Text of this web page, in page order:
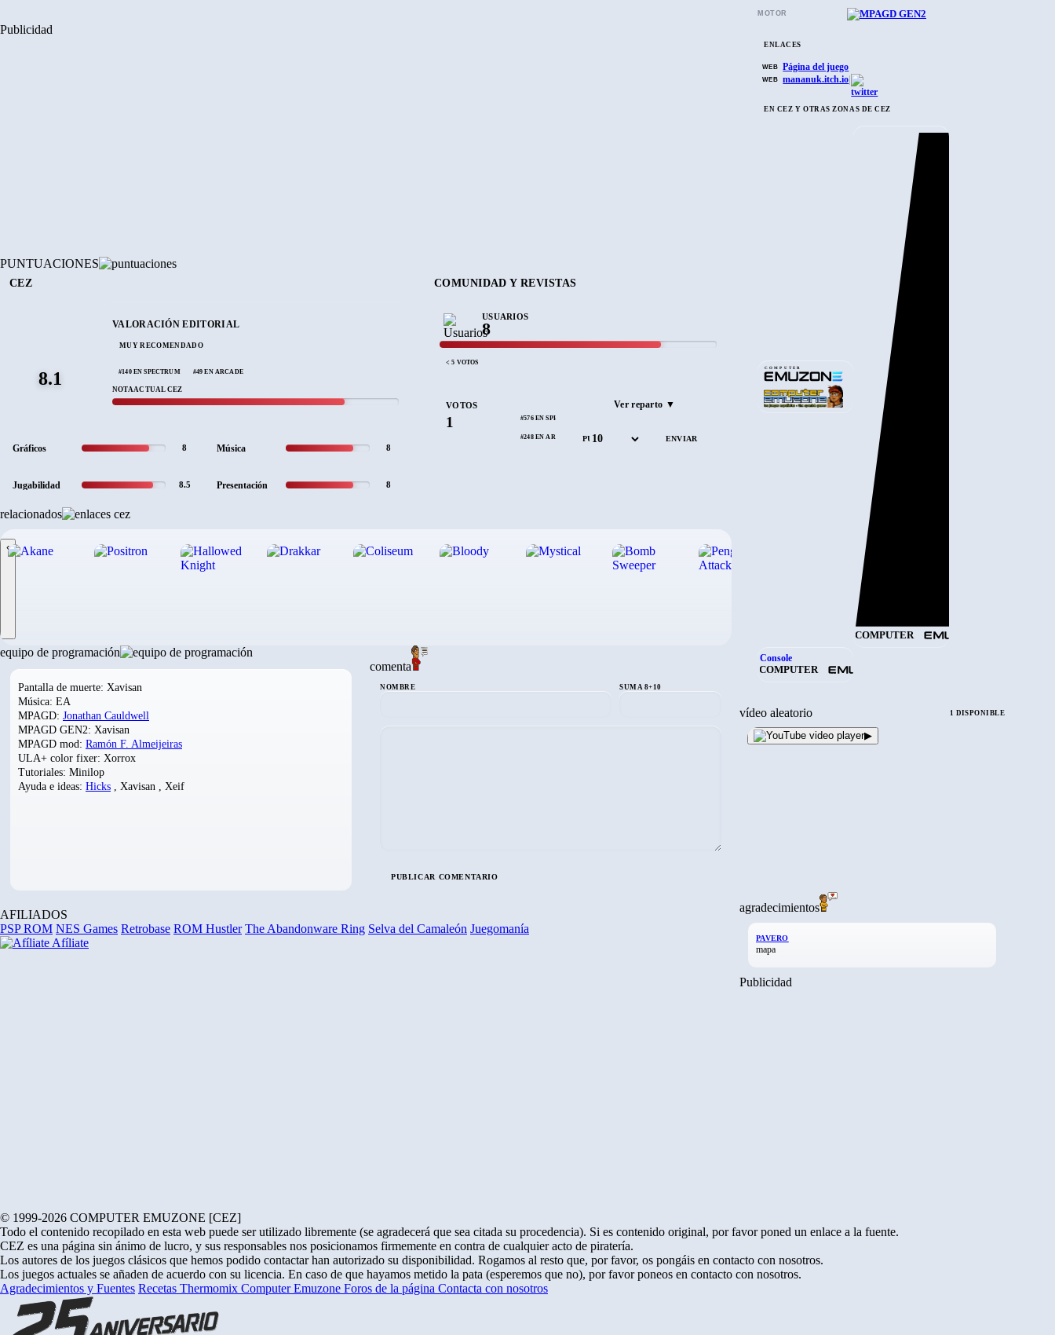
MOTOR
ENLACES
WEB Página del juego
WEB mananuk.itch.io
EN CEZ Y OTRAS ZONAS DE CEZ
COMPUTER
COMPUTER
Console
COMPUTER
vídeo aleatorio 1 DISPONIBLE
▶
agradecimientos
PAVERO
mapa
Publicidad
Publicidad
PUNTUACIONES
CEZ
8.1
VALORACIÓN EDITORIAL
MUY RECOMENDADO
#140 EN SPECTRUM #49 EN ARCADE
NOTA ACTUAL CEZ
Gráficos 8 Música 8
Jugabilidad 8.5 Presentación 8
COMUNIDAD Y REVISTAS
USUARIOS
8
< 5 VOTOS
VOTOS
1 #576 EN SPECTRUM
#248 EN ARCADE
Ver reparto ▼
PUNTÚA
relacionados
‹
equipo de programación
Pantalla de muerte: Xavisan
Música: EA
MPAGD: Jonathan Cauldwell
MPAGD GEN2: Xavisan
MPAGD mod: Ramón F. Almeijeiras
ULA+ color fixer: Xorrox
Tutoriales: Minilop
Ayuda e ideas: Hicks , Xavisan , Xeif
comenta
NOMBRE SUMA 8+10
AFILIADOS
PSP ROM NES Games Retrobase ROM Hustler The Abandonware Ring Selva del Camaleón Juegomanía
Afíliate
© 1999-2026 COMPUTER EMUZONE [CEZ]
Todo el contenido recopilado en esta web puede ser utilizado libremente (se agradecerá que sea citada su procedencia). Si es contenido original, por favor poned un enlace a la fuente.
CEZ es una página sin ánimo de lucro, y sus responsables nos posicionamos firmemente en contra de cualquier acto de piratería.
Los autores de los juegos clásicos que hemos podido contactar han autorizado su disponibilidad. Rogamos al resto que, por favor, os pongáis en contacto con nosotros.
Los juegos actuales se añaden de acuerdo con su licencia. En caso de que hayamos metido la pata (esperemos que no), por favor poneos en contacto con nosotros.
Agradecimientos y Fuentes Recetas Thermomix Computer Emuzone Foros de la página Contacta con nosotros